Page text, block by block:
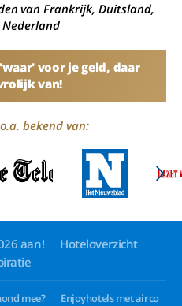
van Frankrijk, Duitsland,
Nederland
voor je geld, daar
van!
bekend van:
aan!
Hoteloverzicht
mee?
Enjoyhotels met airco